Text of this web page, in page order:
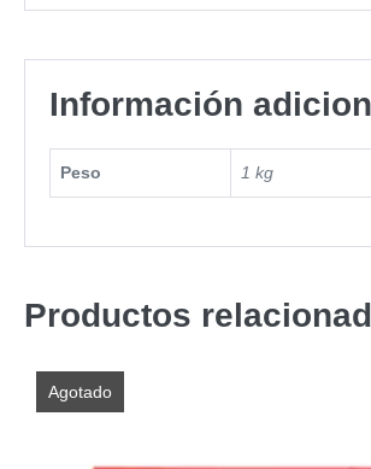
Información
Peso 1 kg
Productos
Agotado